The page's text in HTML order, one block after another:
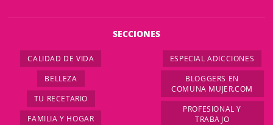
SECCIONES
CALIDAD DE VIDA
BELLEZA
TU RECETARIO
FAMILIA Y HOGAR
ESPECIAL ADICCIONES
BLOGGERS EN
COMUNA MUJER.COM
PROFESIONAL Y
TRABAJO